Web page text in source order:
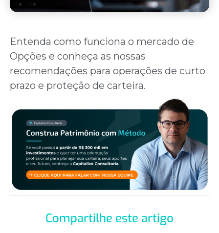
Entenda como funciona o mercado de
Opções e conheça as nossas
recomendações para operações de curto
prazo e proteção de carteira.
Compartilhe este artigo